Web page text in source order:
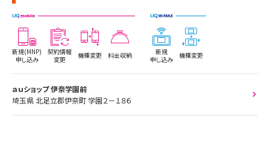
新規(MNP)
申し込み
契約情報
変更
機種変更 料金収納
新規
申し込み
機種変更
ａｕショップ 伊奈学園前
埼玉県 北足立郡伊奈町 学園２－１８６